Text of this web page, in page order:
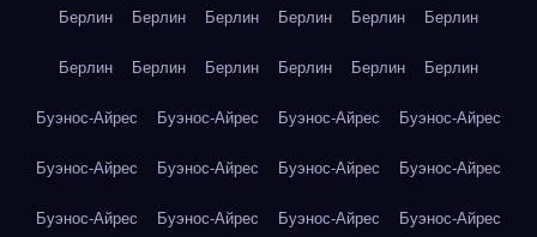
Берлин Берлин Берлин Берлин Берлин Берлин
Берлин Берлин Берлин Берлин Берлин Берлин
Буэнос-Айрес Буэнос-Айрес Буэнос-Айрес Буэнос-Айрес
Буэнос-Айрес Буэнос-Айрес Буэнос-Айрес Буэнос-Айрес
Буэнос-Айрес Буэнос-Айрес Буэнос-Айрес Буэнос-Айрес